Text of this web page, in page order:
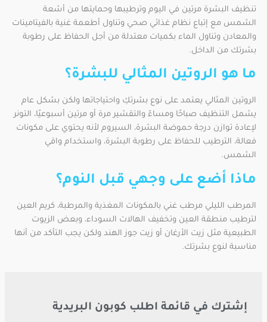
تنظيف البشرة مرتين في اليوم وترطيبها وحمايتها من أشعة
الشمس مع إتباع نظام غذائي صحي وتناول أطعمة غنية بالفيتامينات
والمعادن وتناول الماء بكميات معتدلة من أجل الحفاظ على رطوبة
بشرتك من الداخل.
ما هو الروتين المثالي للبشرة؟
الروتين المثالي يعتمد على نوع بشرتكِ واحتياجاتها ولكن بشكل عام
يشمل التنظيف صباحًا ومساءً والتقشير مرة أو مرتين أسبوعيًا، التونر
لإعادة توازن درجة حموضة البشرة، السيروم لأنه يحتوي على مكونات
فعالة، الترطيب للحفاظ على رطوبة البشرة، واستخدام واقي
الشمس.
ماذا أضع على وجهي قبل النوم؟
المرطب الليلي مرطب غني بالمكونات المغذية والمرطبة، كريم العين
لترطيب منطقة العين وتخفيف الهالات السوداء، وبعض الزيوت
الطبيعية مثل زيت الأرغان أو زيت جوز الهند ولكن يجب التأكد من أنها
مناسبة لنوع بشرتك.
إشترك في قائمة اطلب كوبون البريدية